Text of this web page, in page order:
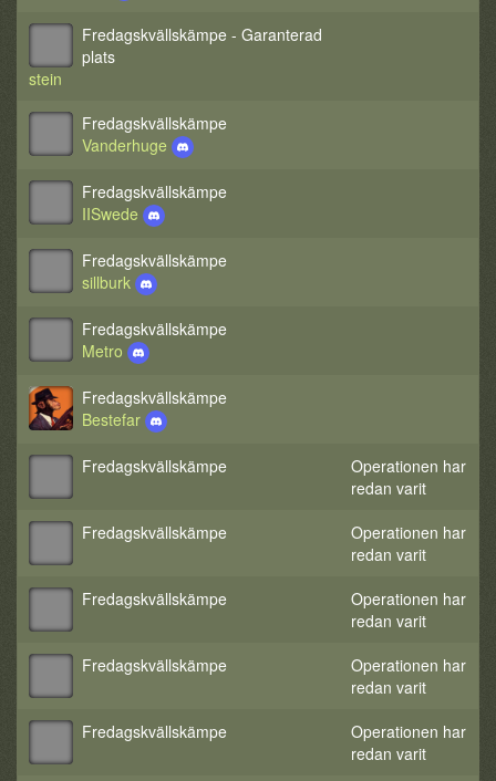
Fredagskvällskämpe - Garanterad
plats
stein
Fredagskvällskämpe
Vanderhuge
Fredagskvällskämpe
IISwede
Fredagskvällskämpe
sillburk
Fredagskvällskämpe
Metro
Fredagskvällskämpe
Bestefar
Fredagskvällskämpe
Operationen har
redan varit
Fredagskvällskämpe
Operationen har
redan varit
Fredagskvällskämpe
Operationen har
redan varit
Fredagskvällskämpe
Operationen har
redan varit
Fredagskvällskämpe
Operationen har
redan varit